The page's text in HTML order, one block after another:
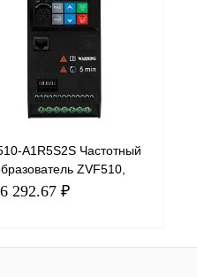
в 1 клик Сравнение
В наличии
A1R5S2S Частотный
ZVF510,
1,5кВт, 7А
6 292.67 ₽